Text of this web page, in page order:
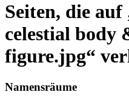
Seiten, die auf
celestial body
figure.jpg“
Namensräume